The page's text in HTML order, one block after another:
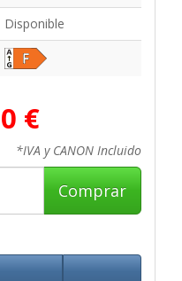
Disponible
€
*IVA y CANON Incluido
Comprar